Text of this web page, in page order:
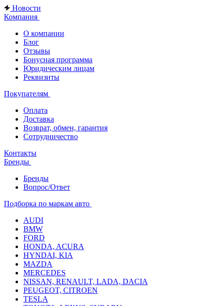
Новости
Компания
О компании
Блог
Отзывы
Бонусная программа
Юридическим лицам
Реквизиты
Покупателям
Оплата
Доставка
Возврат, обмен, гарантия
Сотрудничество
Контакты
Бренды
Бренды
Вопрос/Ответ
Подборка по маркам авто
AUDI
BMW
FORD
HONDA, ACURA
HYNDAI, KIA
MAZDA
MERCEDES
NISSAN, RENAULT, LADA, DACIA
PEUGEOT, CITROEN
TESLA